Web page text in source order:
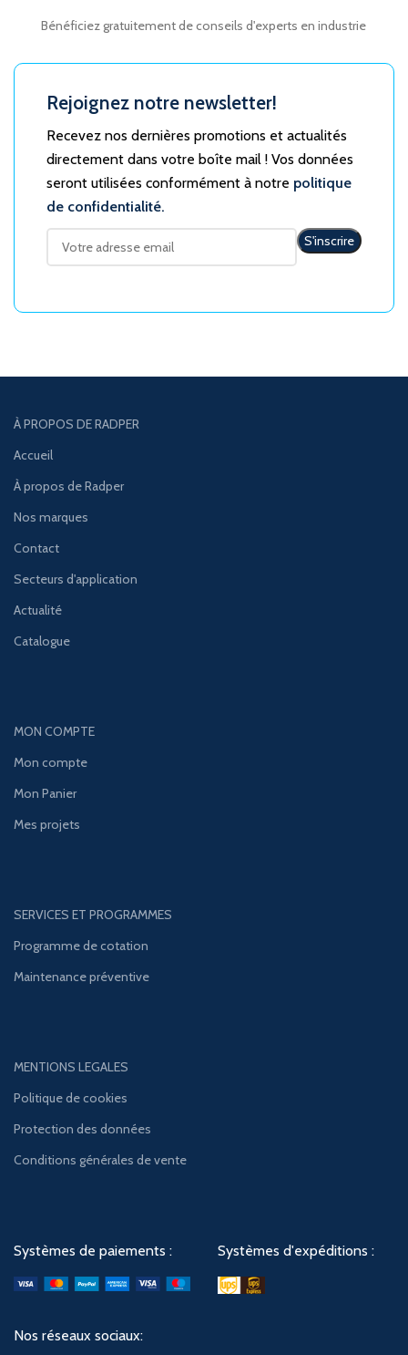
Bénéficiez gratuitement de conseils d'experts en industrie
Rejoignez notre newsletter!
Recevez nos dernières promotions et actualités
directement dans votre boîte mail ! Vos données
seront utilisées conformément à notre politique
de confidentialité.
À PROPOS DE RADPER
Accueil
À propos de Radper
Nos marques
Contact
Secteurs d'application
Actualité
Catalogue
MON COMPTE
Mon compte
Mon Panier
Mes projets
SERVICES ET PROGRAMMES
Programme de cotation
Maintenance préventive
MENTIONS LEGALES
Politique de cookies
Protection des données
Conditions générales de vente
Systèmes de paiements : Systèmes d'expéditions :
Nos réseaux sociaux: